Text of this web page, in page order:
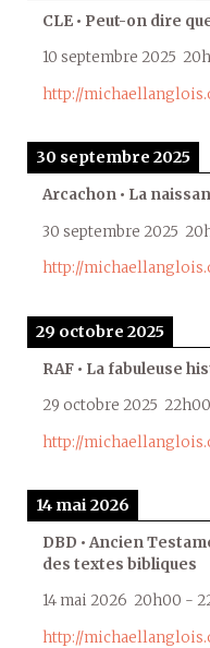
CLE • Peut-on dire
10 septembre 2025
http://
30 septembre 2025
Arcachon • La
30 septembre 2025
http://
29 octobre 2025
RAF • La fabuleuse
29 octobre 2025 22h00
http://
14 mai 2026
DBD • Ancien
des textes bibliques
14 mai 2026 20h00 -
http://